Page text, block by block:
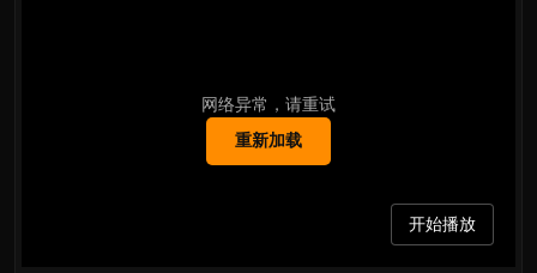
网络异常，请重试
重新加载
开始播放